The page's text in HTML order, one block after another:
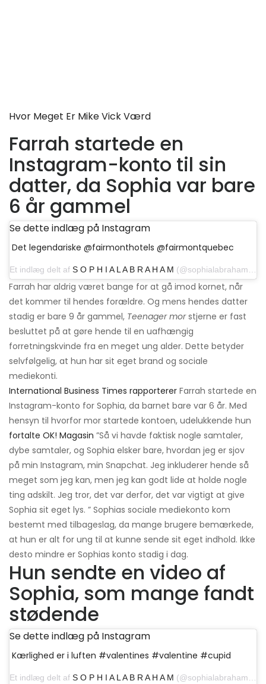
Hvor Meget Er Mike Vick Værd
Farrah startede en
Instagram-konto til sin
datter, da Sophia var bare
6 år gammel
Se dette indlæg på Instagram
Det legendariske @fairmonthotels @fairmontquebec
Et indlæg delt af S O P H I A L A B R A H A M (@sophialabraham) 3. december 2018 kl.9: 35 PST
Farrah har aldrig været bange for at gå imod kornet, når
det kommer til hendes forældre. Og mens hendes datter
stadig er bare 9 år gammel, Teenager morstjerne er fast
besluttet på at gøre hende til en uafhængig
forretningskvinde fra en meget ung alder. Dette betyder
selvfølgelig, at hun har sit eget brand og sociale
mediekonti.
International Business Times rapporterer Farrah startede en
Instagram-konto for Sophia, da barnet bare var 6 år. Med
hensyn til hvorfor mor startede kontoen, udelukkende hun
fortalte OK! Magasin ”Så vi havde faktisk nogle samtaler,
dybe samtaler, og Sophia elsker bare, hvordan jeg er sjov
på min Instagram, min Snapchat. Jeg inkluderer hende så
meget som jeg kan, men jeg kan godt lide at holde nogle
ting adskilt. Jeg tror, ​​det var derfor, det var vigtigt at give
Sophia sit eget lys. ” Sophias sociale mediekonto kom
bestemt med tilbageslag, da mange brugere bemærkede,
at hun er alt for ung til at kunne sende sit eget indhold. Ikke
desto mindre er Sophias konto stadig i dag.
Hun sendte en video af
Sophia, som mange fandt
stødende
Se dette indlæg på Instagram
Kærlighed er i luften #valentines #valentine #cupid
Et indlæg delt af S O P H I A L A B R A H A M (@sophialabraham) den 13. februar 2019 kl. 06:23 PST